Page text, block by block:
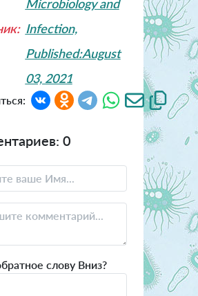
Microbiology and
Infection,
Published:August
03, 2021
0
слову Вниз?